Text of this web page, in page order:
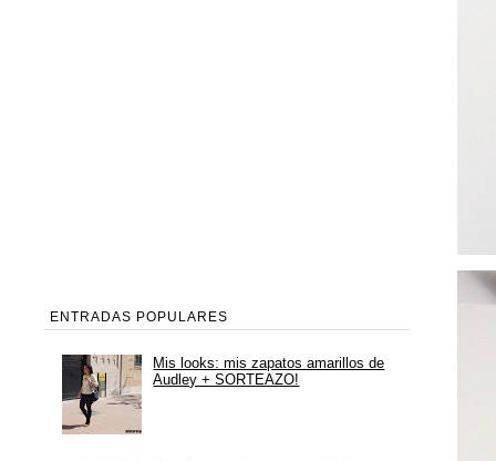
ENTRADAS POPULARES
Mis looks: mis zapatos amarillos de
Audley + SORTEAZO!